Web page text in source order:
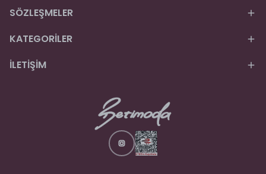
SÖZLEŞMELER
KATEGORİLER
İLETİŞİM